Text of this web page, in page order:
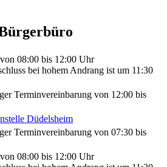
08:00 bis 12:00 Uhr
bei hohem Andrang ist um 11:30
Terminvereinbarung von 12:00 bis
Düdelsheim
Terminvereinbarung von 07:30 bis
08:00 bis 12:00 Uhr